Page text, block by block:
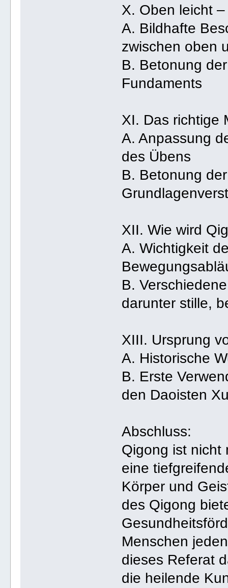
X. Oben leicht
A. Bildhafte
zwischen oben
B. Betonung
Fundaments
XI. Das richtige
A. Anpassung
des Übens
B. Betonung
XII. Wie wird
A. Wichtigkeit
B.
darunter stille,
XIII. Ursprung
A. Historische
B. Erste
den Daoisten
Abschluss:
Qigong ist nicht
eine
Körper und
des Qigong
Menschen
dieses Referat
die heilende